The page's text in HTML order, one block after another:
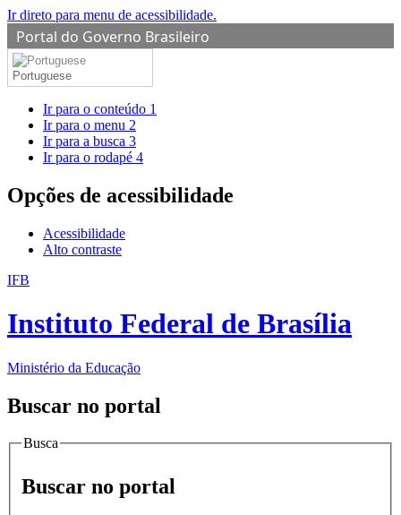
Ir direto para menu de acessibilidade.
Portal do Governo Brasileiro
Portuguese
Ir para o conteúdo 1
Ir para o menu 2
Ir para a busca 3
Ir para o rodapé 4
Opções de acessibilidade
Acessibilidade
Alto contraste
IFB
Instituto Federal de Brasília
Ministério da Educação
Buscar no portal
Busca
Buscar no portal